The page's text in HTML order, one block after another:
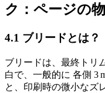
ク：ページの
4.1 ブリードとは？
ブリードは、最終トリ
白で、一般的に 各側 3
と、印刷時の微小なズ